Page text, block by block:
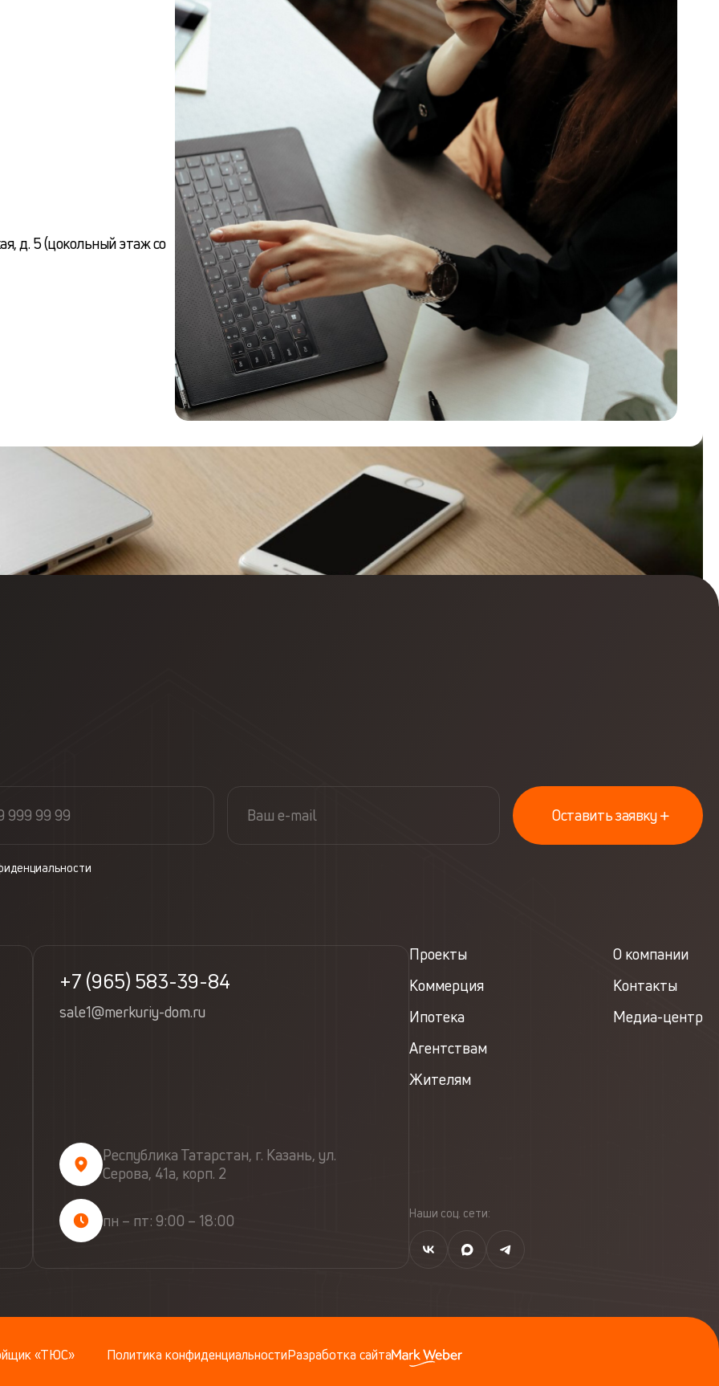
д. 5 (цокольный этаж со
Оставить заявку
+7 (965) 583-39-84
sale1@merkuriy-dom.ru
Республика Татарстан, г. Казань, ул.
Серова, 41а, корп. 2
пн – пт: 9:00 – 18:00
Проекты
Коммерция
Ипотека
Агентствам
Жителям
О компании
Контакты
Медиа-центр
Наши соц. сети:
«ТЮС» Политика конфиденциальностиРазработка сайта